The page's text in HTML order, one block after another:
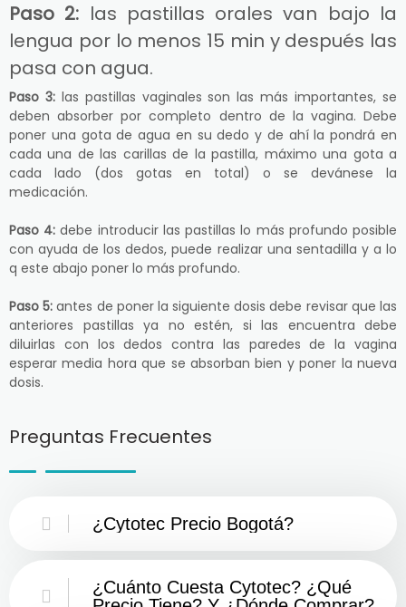
Paso 2: las pastillas orales van bajo la
lengua por lo menos 15 min y después las
pasa con agua.
Paso 3:las pastillas vaginales son las más importantes, se
deben absorber por completo dentro de la vagina. Debe
poner una gota de agua en su dedo y de ahí la pondrá en
cada una de las carillas de la pastilla, máximo una gota a
cada lado (dos gotas en total) o se devánese la
medicación.
Paso 4: debe introducir las pastillas lo más profundo posible
con ayuda de los dedos, puede realizar una sentadilla y a lo
q este abajo poner lo más profundo.
Paso 5: antes de poner la siguiente dosis debe revisar que las
anteriores pastillas ya no estén, si las encuentra debe
diluirlas con los dedos contra las paredes de la vagina
esperar media hora que se absorban bien y poner la nueva
dosis.
Preguntas Frecuentes
¿Cytotec Precio Bogotá?
¿Cuánto Cuesta Cytotec? ¿Qué